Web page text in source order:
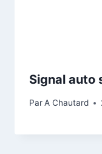
Signal auto
ParA Chautard